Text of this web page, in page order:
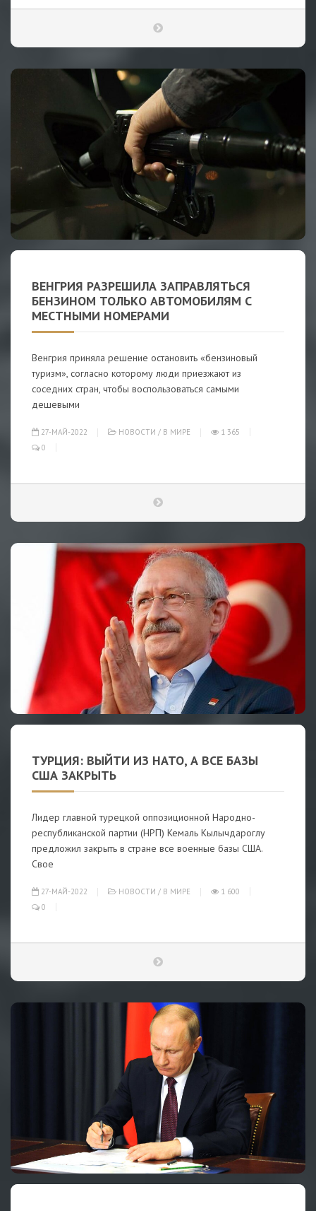
ВЕНГРИЯ РАЗРЕШИЛА ЗАПРАВЛЯТЬСЯ
БЕНЗИНОМ ТОЛЬКО АВТОМОБИЛЯМ С
МЕСТНЫМИ НОМЕРАМИ
Венгрия приняла решение остановить «бензиновый
туризм», согласно которому люди приезжают из
соседних стран, чтобы воспользоваться самыми
дешевыми
27-МАЙ-2022 НОВОСТИ / В МИРЕ
1 365
0
ТУРЦИЯ: ВЫЙТИ ИЗ НАТО, А ВСЕ БАЗЫ
США ЗАКРЫТЬ
Лидер главной турецкой оппозиционной Народно-
республиканской партии (НРП) Кемаль Кылычдароглу
предложил закрыть в стране все военные базы США.
Свое
27-МАЙ-2022 НОВОСТИ / В МИРЕ
1 600
0